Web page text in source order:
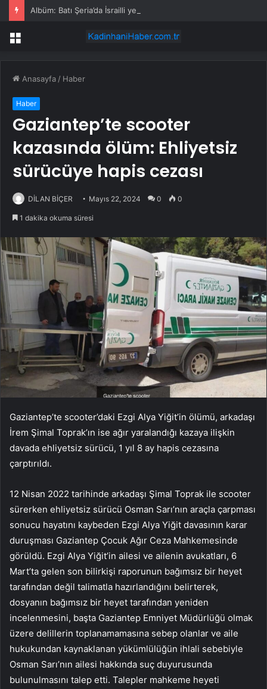
Menü
Anasayfa / Haber
Haber
Gaziantep’te scooter
kazasında ölüm: Ehliyetsiz
sürücüye hapis cezası
DİLAN BİÇER Mayıs 22, 2024 0 0
1 dakika okuma süresi
Gaziantep’te scooter’daki Ezgi Alya Yiğit’in ölümü, arkadaşı
İrem Şimal Toprak’ın ise ağır yaralandığı kazaya ilişkin
davada ehliyetsiz sürücü, 1 yıl 8 ay hapis cezasına
çarptırıldı.
12 Nisan 2022 tarihinde arkadaşı Şimal Toprak ile scooter
sürerken ehliyetsiz sürücü Osman Sarı’nın araçla çarpması
sonucu hayatını kaybeden Ezgi Alya Yiğit davasının karar
duruşması Gaziantep Çocuk Ağır Ceza Mahkemesinde
görüldü. Ezgi Alya Yiğit’in ailesi ve ailenin avukatları, 6
Mart’ta gelen son bilirkişi raporunun bağımsız bir heyet
tarafından değil talimatla hazırlandığını belirterek,
dosyanın bağımsız bir heyet tarafından yeniden
incelenmesini, başta Gaziantep Emniyet Müdürlüğü olmak
üzere delillerin toplanamamasına sebep olanlar ve aile
hukukundan kaynaklanan yükümlülüğün ihlali sebebiyle
Osman Sarı’nın ailesi hakkında suç duyurusunda
bulunulmasını talep etti. Talepler mahkeme heyeti